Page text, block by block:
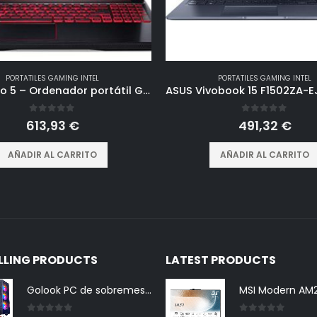
PORTATILES GAMING INTEL
Acer Nitro 5 – Ordenador portátil Gaming 15.6″ FullHD (Intel Core i7-9750H, 8GB RAM, 1TB HDD+128GB SSD, Nvidia GTX1650-4GB, Linux) Negro – Teclado QWERTY Español
0 out of 5
613,93 €
AÑADIR AL CARRITO
PORTATILES GAMING INTEL
out of 5
491,32 €
AÑADIR AL CARRITO
PRODUCTS
Golook PC de sobremesa Gaming LED RGB fijo completo • i5 16GB SSD 480GB WiFi Nvidia GT730 4GB • Monitor 24 HD • Teclado Ratón Auriculares Casse Pad • Ordenador
LATEST PRODUCTS